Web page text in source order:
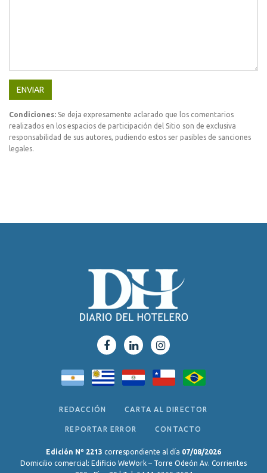
ENVIAR
Condiciones: Se deja expresamente aclarado que los comentarios
realizados en los espacios de participación del Sitio son de exclusiva
responsabilidad de sus autores, pudiendo estos ser pasibles de sanciones
legales.
REDACCIÓN CARTA AL DIRECTOR
REPORTAR ERROR CONTACTO
Edición Nº 2213 correspondiente al día 07/08/2026
Domicilio comercial: Edificio WeWork – Torre Odeón Av. Corrientes